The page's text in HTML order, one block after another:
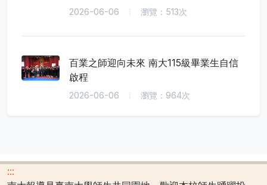
2026-06-06 瀏覽：513次
百業之師迎向未來 南大115級畢業生自信
啟程
2026-06-06 瀏覽：964次
:::